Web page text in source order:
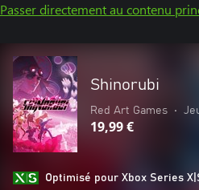
Passer directement au contenu
Shinorubi
Red Art Games •
19,99 €
Optimisé pour Xbox Series